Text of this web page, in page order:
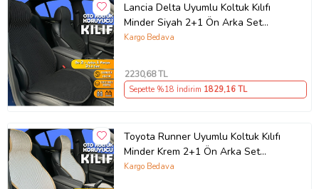
Lancia Delta Uyumlu Koltuk Kılıfı
Minder Siyah 2+1 Ön Arka Set
(Karışık)
Kargo Bedava
2230,68 TL
Sepette %18 İndirim 1829,16 TL
Toyota Runner Uyumlu Koltuk Kılıfı
Minder Krem 2+1 Ön Arka Set
(Karışık)
Kargo Bedava